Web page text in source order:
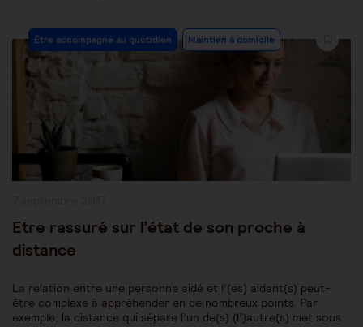
Post
Category:
Être accompagné au quotidien Maintien à domicile
Etre rassuré sur l’état de son proche à
distance
La relation entre une personne aidé et l’(es) aidant(s) peut-
être complexe à appréhender en de nombreux points. Par
exemple, la distance qui sépare l’un de(s) (l’)autre(s) met sous